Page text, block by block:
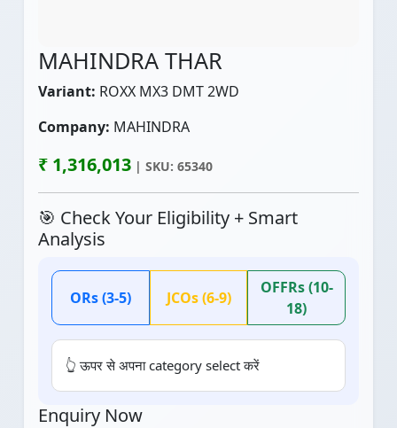
MAHINDRA THAR
Variant: ROXX MX3 DMT 2WD
Company: MAHINDRA
₹ 1,316,013 | SKU: 65340
🎯 Check Your Eligibility + Smart
Analysis
ORs (3-5) JCOs (6-9)
OFFRs (10-
18)
👆 ऊपर से अपना category select करें
Enquiry Now